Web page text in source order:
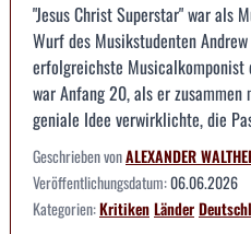
"Jesus Christ Superstar" war als
Wurf des Musikstudenten
erfolgreichste Musicalkomponist
war Anfang 20, als er
geniale Idee verwirklichte, die
Geschrieben vonALEXANDER
Veröffentlichungsdatum:06.06.2026
Kategorien:KritikenLänder